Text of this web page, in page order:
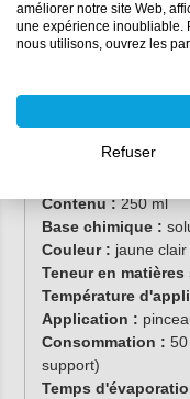
situe entre 15°C
Appliquez le
Refermez
Propriétés
Contenu :250 ml
Base chimique :
Couleur : jaune clair
Teneur en
Température
Application :
Consommation :
support)
Temps
améliorer notre site Web,
une expérience inoubliable.
nous utilisons, ouvrez les
Refuser